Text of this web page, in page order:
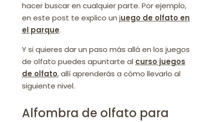
hacer buscar en cualquier parte. Por ejemplo,
en este post te explico un juego de olfato en
el parque.
Y si quieres dar un paso más allá en los juegos
de olfato puedes apuntarte al curso juegos
de olfato, allí aprenderás a cómo llevarlo al
siguiente nivel.
Alfombra de olfato para